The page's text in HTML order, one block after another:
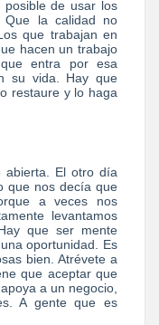
de usar los
Que la calidad no
que trabajan en
hacen un trabajo
entra por esa
su vida. Hay que
restaure y lo haga
abierta. El otro día
que nos decía que
a veces nos
levantamos
que ser mente
oportunidad. Es
bien. Atrévete a
que aceptar que
a un negocio,
A gente que es